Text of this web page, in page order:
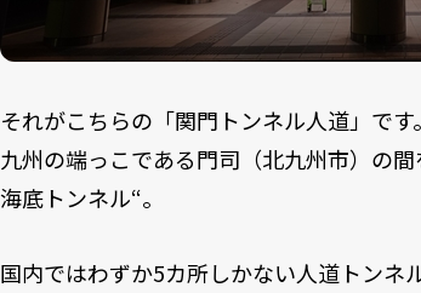
それがこちらの「関門トンネル人道」で
九州の端っこである門司（北九州市）の
海底トンネル“。
国内ではわずか5カ所しかない人道トンネ